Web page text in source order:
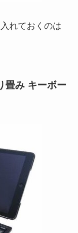
れておくのは
み キーボー